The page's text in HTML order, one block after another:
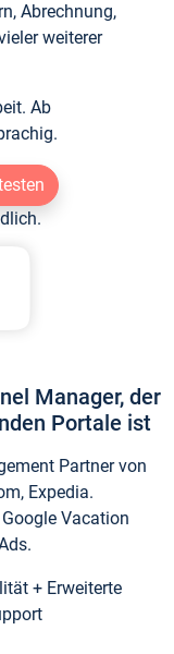
Abrechnung,
weiterer
Ab
Manager, der
Portale ist
Partner von
Expedia.
Vacation
+ Erweiterte